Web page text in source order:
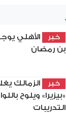
خبر
الأهلي
بن رمضان
خبر
الزمالك
«بيزيرا» ويلوح
التدريبات